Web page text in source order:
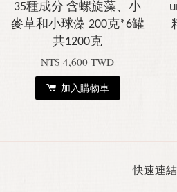
35種成分 含螺旋藻、小
麥草和小球藻 200克*6罐
共1200克
NT$ 4,600 TWD
加入購物車
快速連結